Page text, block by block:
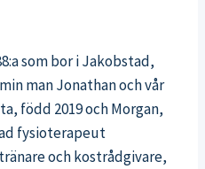
som bor i Jakobstad,
man Jonathan och vår
född 2019 och Morgan,
fysioterapeut
och kostrådgivare,